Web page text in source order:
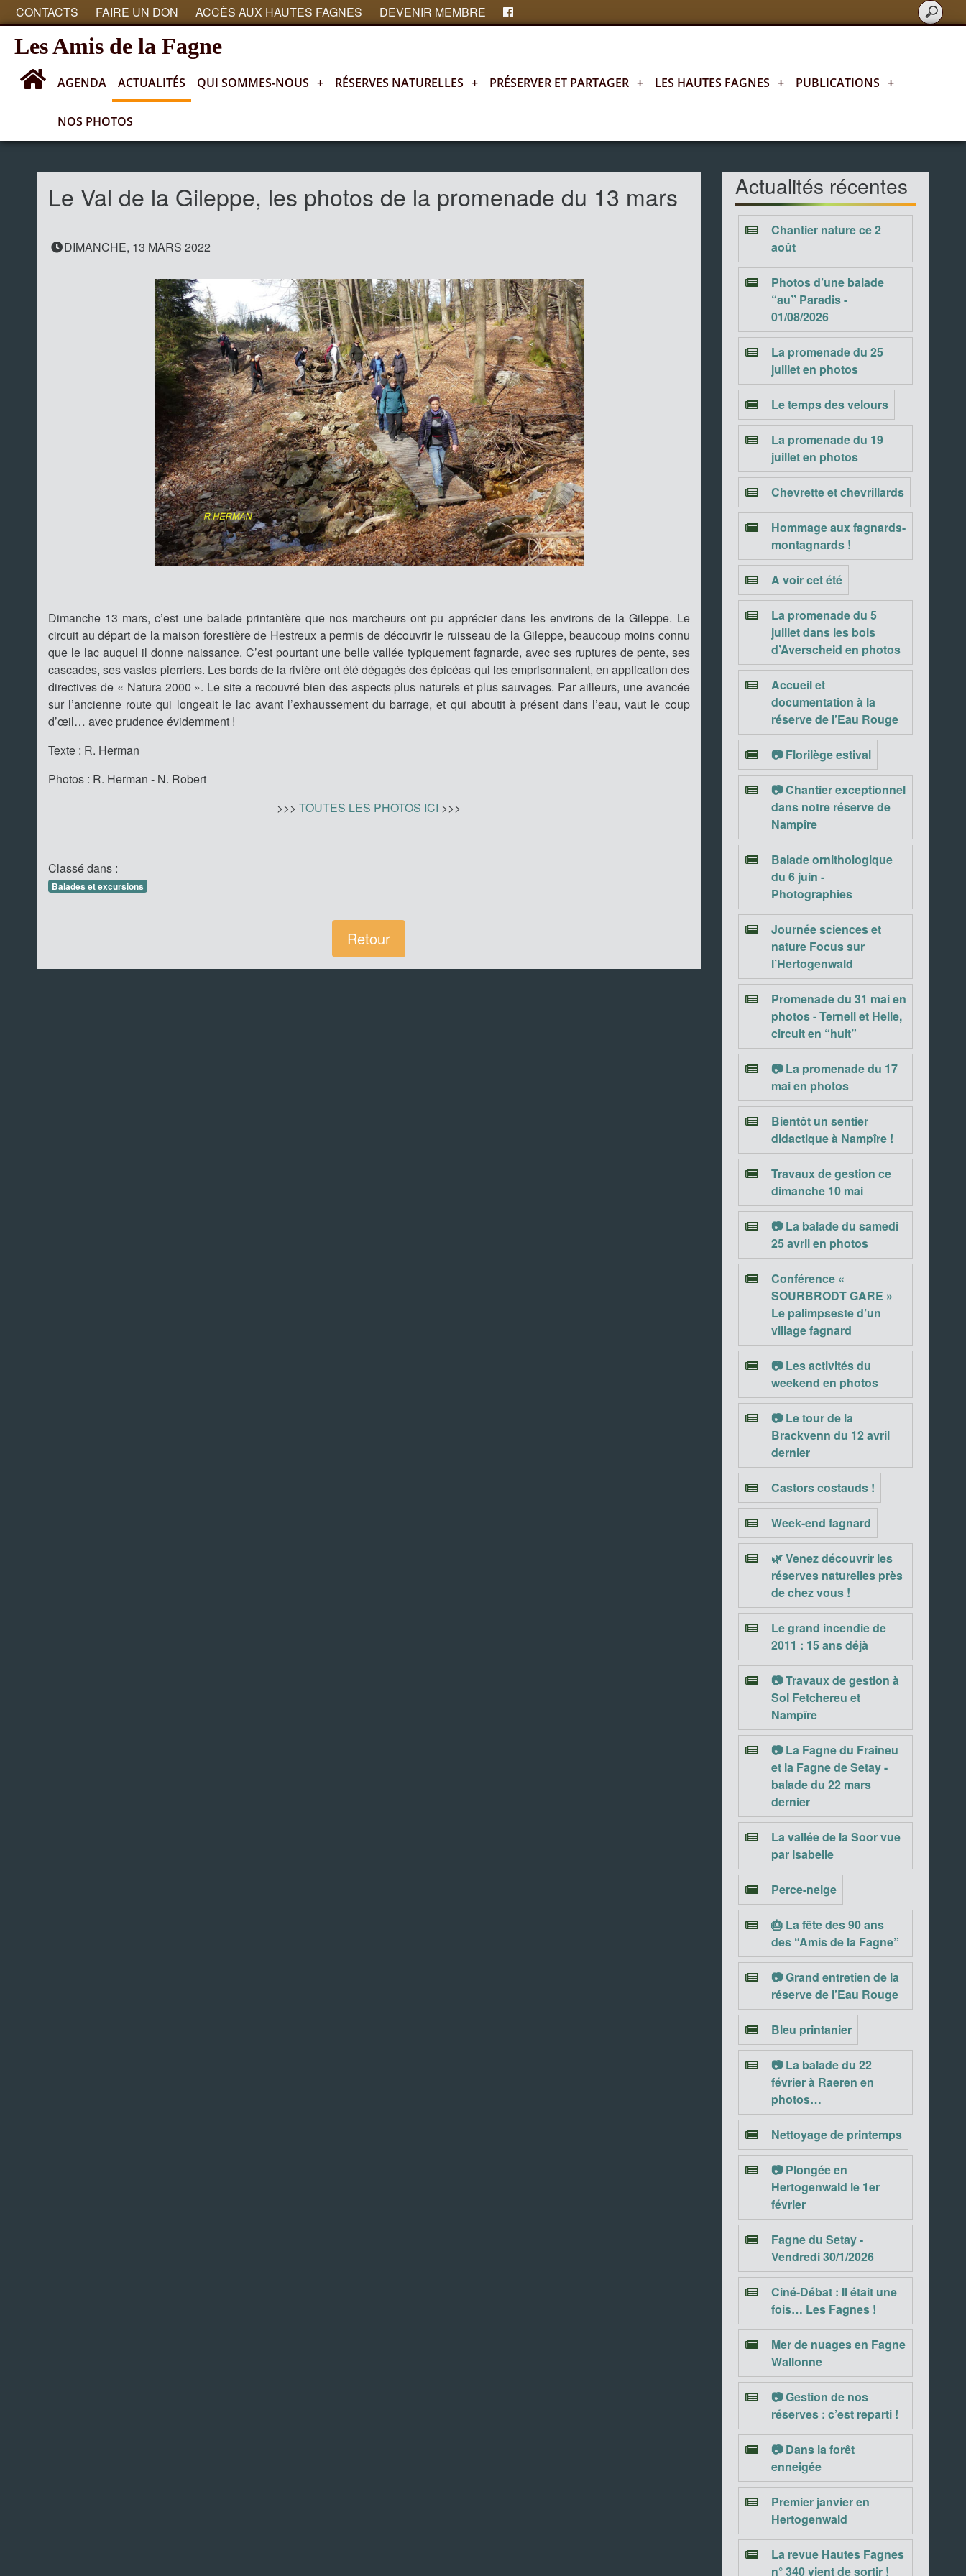
CONTACTS FAIRE UN DON ACCÈS AUX HAUTES FAGNES DEVENIR MEMBRE
Les Amis de la Fagne
AGENDA ACTUALITÉS QUI SOMMES-NOUS + RÉSERVES NATURELLES + PRÉSERVER ET PARTAGER + LES HAUTES FAGNES + PUBLICATIONS +
NOS PHOTOS
Actualités
Le Val de la Gileppe, les photos de la promenade du 13 mars
DIMANCHE, 13 MARS 2022
Dimanche 13 mars, c’est une balade printanière que nos marcheurs ont pu apprécier dans les environs de la Gileppe. Le
circuit au départ de la maison forestière de Hestreux a permis de découvrir le ruisseau de la Gileppe, beaucoup moins connu
que le lac auquel il donne naissance. C’est pourtant une belle vallée typiquement fagnarde, avec ses ruptures de pente, ses
cascades, ses vastes pierriers. Les bords de la rivière ont été dégagés des épicéas qui les emprisonnaient, en application des
directives de « Natura 2000 ». Le site a recouvré bien des aspects plus naturels et plus sauvages. Par ailleurs, une avancée
sur l’ancienne route qui longeait le lac avant l’exhaussement du barrage, et qui aboutit à présent dans l’eau, vaut le coup
d’œil… avec prudence évidemment !
Texte : R. Herman
Photos : R. Herman - N. Robert
>>>TOUTES LES PHOTOS ICI >>>
Classé dans :
Balades et excursions
Retour
Actualités récentes
Chantier nature ce 2
août
Photos d’une balade
“au” Paradis -
01/08/2026
La promenade du 25
juillet en photos
Le temps des velours
La promenade du 19
juillet en photos
Chevrette et chevrillards
Hommage aux fagnards-
montagnards !
A voir cet été
La promenade du 5
juillet dans les bois
d’Averscheid en photos
Accueil et
documentation à la
réserve de l’Eau Rouge
📷 Florilège estival
📷 Chantier exceptionnel
dans notre réserve de
Nampîre
Balade ornithologique
du 6 juin -
Photographies
Journée sciences et
nature Focus sur
l’Hertogenwald
Promenade du 31 mai en
photos - Ternell et Helle,
circuit en “huit”
📷 La promenade du 17
mai en photos
Bientôt un sentier
didactique à Nampîre !
Travaux de gestion ce
dimanche 10 mai
📷 La balade du samedi
25 avril en photos
Conférence «
SOURBRODT GARE »
Le palimpseste d’un
village fagnard
📷 Les activités du
weekend en photos
📷 Le tour de la
Brackvenn du 12 avril
dernier
Castors costauds !
Week-end fagnard
🌿 Venez découvrir les
réserves naturelles près
de chez vous !
Le grand incendie de
2011 : 15 ans déjà
📷 Travaux de gestion à
Sol Fetchereu et
Nampîre
📷 La Fagne du Fraineu
et la Fagne de Setay -
balade du 22 mars
dernier
La vallée de la Soor vue
par Isabelle
Perce-neige
🎂 La fête des 90 ans
des “Amis de la Fagne”
📷 Grand entretien de la
réserve de l’Eau Rouge
Bleu printanier
📷 La balade du 22
février à Raeren en
photos…
Nettoyage de printemps
📷 Plongée en
Hertogenwald le 1er
février
Fagne du Setay -
Vendredi 30/1/2026
Ciné-Débat : Il était une
fois… Les Fagnes !
Mer de nuages en Fagne
Wallonne
📷 Gestion de nos
réserves : c’est reparti !
📷 Dans la forêt
enneigée
Premier janvier en
Hertogenwald
La revue Hautes Fagnes
n° 340 vient de sortir !